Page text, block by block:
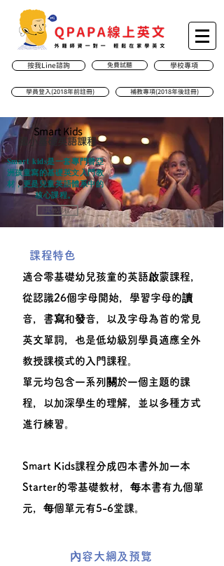
按我Line諮詢 免費試聽 學校專項
學員登入(2018年前註冊) 補教專項(2018年後註冊)
Smart Kids
​國小基礎英語課程
Smart kids是一套專門替亞
洲孩童寫的基礎英文入門教
材，更是兒童英語體系中的
核心課程。
其他課程
課程特色
適合零基礎幼兒孩童的英語啟蒙課程，
從認識26個字母開始，學習字母的讀
音，書寫和發音，以及字母為首的常見
英文單詞，也是低幼級別學員適應全外
教授課模式的入門課程。
單元均包含一系列關於一個主題的課
程，以加深學生的理解，並以多種方式
進行練習。
Smart Kids課程分成四本書外加一本
Starter的零基礎教材，每本書有九個單
元，每個單元有5-6堂課。
​內容大綱及預覽​